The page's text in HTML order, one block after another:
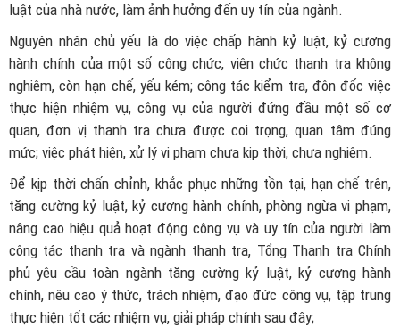
luật của nhà nước, làm ảnh hưởng đến uy tín của ngành.
Nguyên nhân chủ yếu là do việc chấp hành kỷ luật, kỷ cương
hành chính của một số công chức, viên chức thanh tra không
nghiêm, còn hạn chế, yếu kém; công tác kiểm tra, đôn đốc việc
thực hiện nhiệm vụ, công vụ của người đứng đầu một số cơ
quan, đơn vị thanh tra chưa được coi trọng, quan tâm đúng
mức; việc phát hiện, xử lý vi phạm chưa kịp thời, chưa nghiêm.
Để kịp thời chấn chỉnh, khắc phục những tồn tại, hạn chế trên,
tăng cường kỷ luật, kỷ cương hành chính, phòng ngừa vi phạm,
nâng cao hiệu quả hoạt động công vụ và uy tín của người làm
công tác thanh tra và ngành thanh tra, Tổng Thanh tra Chính
phủ yêu cầu toàn ngành tăng cường kỷ luật, kỷ cương hành
chính, nêu cao ý thức, trách nhiệm, đạo đức công vụ, tập trung
thực hiện tốt các nhiệm vụ, giải pháp chính sau đây;